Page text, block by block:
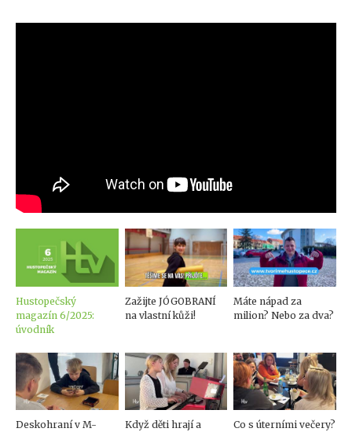
Hustopečský
magazín 6/2025:
úvodník
Zažijte JÓGOBRANÍ
na vlastní kůži!
Máte nápad za
milion? Nebo za dva?
Deskohraní v M-
Když děti hrají a
Co s úterními večery?